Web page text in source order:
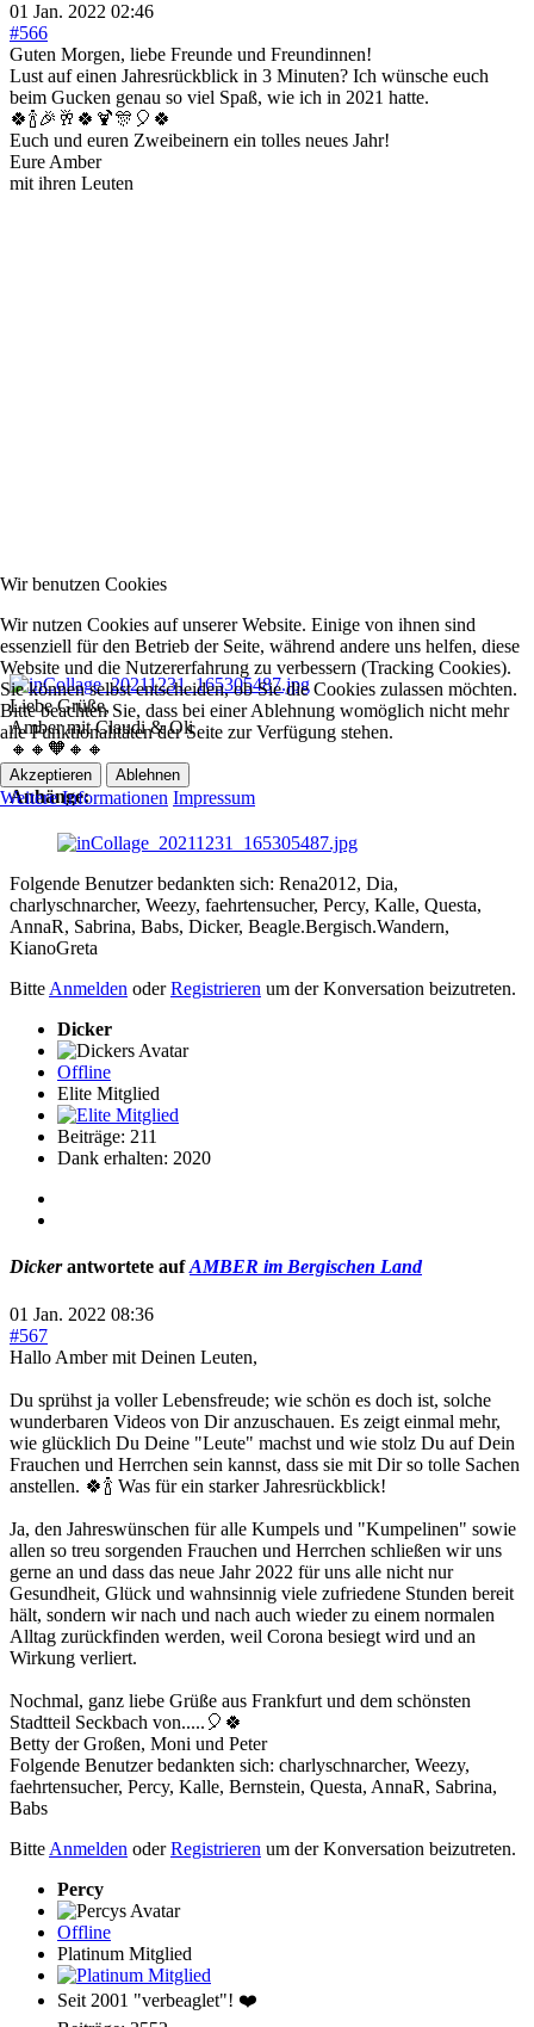
01 Jan. 2022 02:46
#566
Guten Morgen, liebe Freunde und Freundinnen!
Lust auf einen Jahresrückblick in 3 Minuten? Ich wünsche euch
beim Gucken genau so viel Spaß, wie ich in 2021 hatte.
🍀🍾🎉🥂🍀🍹🎊🎈🍀
Euch und euren Zweibeinern ein tolles neues Jahr!
Eure Amber
mit ihren Leuten
Liebe Grüße,
Amber mit Claudi & Oli
🔸🔸🧡🔸🔸
Anhänge:
Folgende Benutzer bedankten sich: Rena2012, Dia,
charlyschnarcher, Weezy, faehrtensucher, Percy, Kalle, Questa,
AnnaR, Sabrina, Babs, Dicker, Beagle.Bergisch.Wandern,
KianoGreta
Bitte Anmelden oderRegistrieren um der Konversation beizutreten.
Dicker
Offline
Elite Mitglied
Beiträge: 211
Dank erhalten: 2020
Dickerantwortete aufAMBER im Bergischen Land
01 Jan. 2022 08:36
#567
Hallo Amber mit Deinen Leuten,
Du sprühst ja voller Lebensfreude; wie schön es doch ist, solche
wunderbaren Videos von Dir anzuschauen. Es zeigt einmal mehr,
wie glücklich Du Deine "Leute" machst und wie stolz Du auf Dein
Frauchen und Herrchen sein kannst, dass sie mit Dir so tolle Sachen
anstellen. 🍀🍾 Was für ein starker Jahresrückblick!
Ja, den Jahreswünschen für alle Kumpels und "Kumpelinen" sowie
allen so treu sorgenden Frauchen und Herrchen schließen wir uns
gerne an und dass das neue Jahr 2022 für uns alle nicht nur
Gesundheit, Glück und wahnsinnig viele zufriedene Stunden bereit
hält, sondern wir nach und nach auch wieder zu einem normalen
Alltag zurückfinden werden, weil Corona besiegt wird und an
Wirkung verliert.
Nochmal, ganz liebe Grüße aus Frankfurt und dem schönsten
Stadtteil Seckbach von.....🎈🍀
Betty der Großen, Moni und Peter
Folgende Benutzer bedankten sich: charlyschnarcher, Weezy,
faehrtensucher, Percy, Kalle, Bernstein, Questa, AnnaR, Sabrina,
Babs
Bitte Anmelden oderRegistrieren um der Konversation beizutreten.
Percy
Offline
Platinum Mitglied
Seit 2001 "verbeaglet"! ❤️
Wir benutzen Cookies
Wir nutzen Cookies auf unserer Website. Einige von ihnen sind
essenziell für den Betrieb der Seite, während andere uns helfen, diese
Website und die Nutzererfahrung zu verbessern (Tracking Cookies).
Sie können selbst entscheiden, ob Sie die Cookies zulassen möchten.
Bitte beachten Sie, dass bei einer Ablehnung womöglich nicht mehr
alle Funktionalitäten der Seite zur Verfügung stehen.
Akzeptieren Ablehnen
Weitere Informationen Impressum